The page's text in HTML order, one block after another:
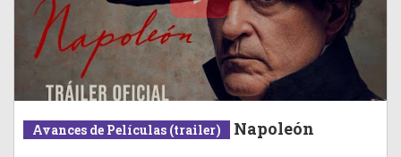
Avances de Películas (trailer) Napoleón